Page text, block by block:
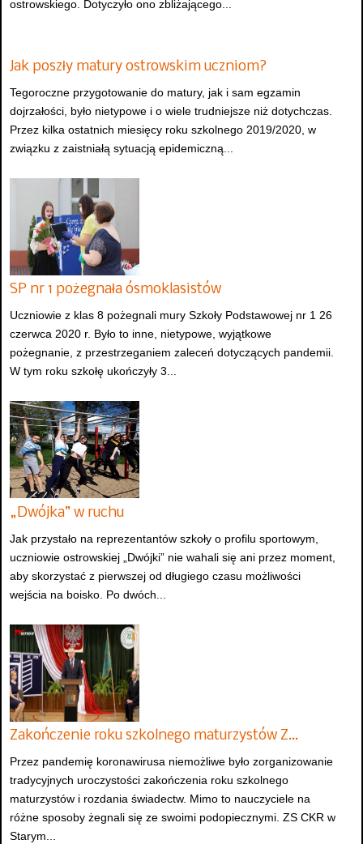
ostrowskiego. Dotyczyło ono zbliżającego...
Jak poszły matury ostrowskim uczniom?
Tegoroczne przygotowanie do matury, jak i sam egzamin
dojrzałości, było nietypowe i o wiele trudniejsze niż dotychczas.
Przez kilka ostatnich miesięcy roku szkolnego 2019/2020, w
związku z zaistniałą sytuacją epidemiczną...
SP nr 1 pożegnała ósmoklasistów
Uczniowie z klas 8 pożegnali mury Szkoły Podstawowej nr 1 26
czerwca 2020 r. Było to inne, nietypowe, wyjątkowe
pożegnanie, z przestrzeganiem zaleceń dotyczących pandemii.
W tym roku szkołę ukończyły 3...
„Dwójka” w ruchu
Jak przystało na reprezentantów szkoły o profilu sportowym,
uczniowie ostrowskiej „Dwójki” nie wahali się ani przez moment,
aby skorzystać z pierwszej od długiego czasu możliwości
wejścia na boisko. Po dwóch...
Zakończenie roku szkolnego maturzystów Z…
Przez pandemię koronawirusa niemożliwe było zorganizowanie
tradycyjnych uroczystości zakończenia roku szkolnego
maturzystów i rozdania świadectw. Mimo to nauczyciele na
różne sposoby żegnali się ze swoimi podopiecznymi. ZS CKR w
Starym...